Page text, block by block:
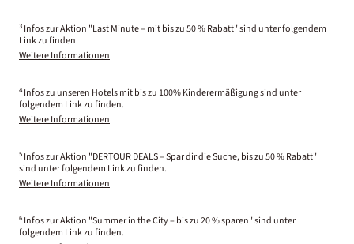
3 Infos zur Aktion "Last Minute – mit bis zu 50 % Rabatt" sind unter folgendem
Link zu finden.
Weitere Informationen
4 Infos zu unseren Hotels mit bis zu 100% Kinderermäßigung sind unter
folgendem Link zu finden.
Weitere Informationen
5 Infos zur Aktion "DERTOUR DEALS – Spar dir die Suche, bis zu 50 % Rabatt"
sind unter folgendem Link zu finden.
Weitere Informationen
6 Infos zur Aktion "Summer in the City – bis zu 20 % sparen" sind unter
folgendem Link zu finden.